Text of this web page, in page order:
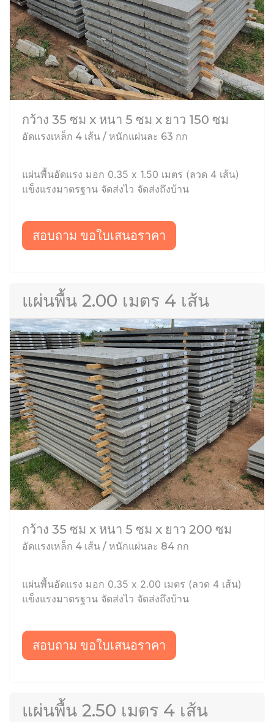
กว้าง 35 ซม x หนา 5 ซม x ยาว 150 ซม
อัดแรงเหล็ก 4 เส้น / หนักแผ่นละ 63 กก
แผ่นพื้นอัดแรง มอก 0.35 x 1.50 เมตร (ลวด 4 เส้น)
แข็งแรงมาตรฐาน จัดส่งไว จัดส่งถึงบ้าน
สอบถาม ขอใบเสนอราคา
แผ่นพื้น 2.00 เมตร 4 เส้น
กว้าง 35 ซม x หนา 5 ซม x ยาว 200 ซม
อัดแรงเหล็ก 4 เส้น / หนักแผ่นละ 84 กก
แผ่นพื้นอัดแรง มอก 0.35 x 2.00 เมตร (ลวด 4 เส้น)
แข็งแรงมาตรฐาน จัดส่งไว จัดส่งถึงบ้าน
สอบถาม ขอใบเสนอราคา
แผ่นพื้น 2.50 เมตร 4 เส้น